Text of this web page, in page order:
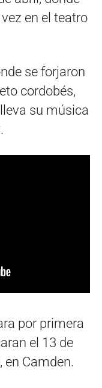
en el teatro
se forjaron
cordobés,
su música
por primera
el 13 de
en Camden.